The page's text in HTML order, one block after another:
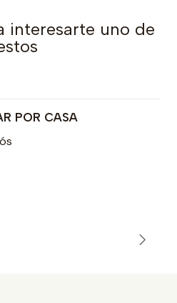
interesarte uno de
POR CASA